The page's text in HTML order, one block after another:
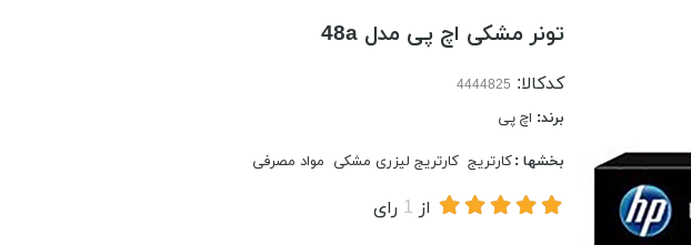
تونر مشکی اچ پی مدل 48a
کدکالا:
برند: اچ پی
بخشها :کارتریج کارتریج لیزری مشکی مواد مصرفی
از 1 رای